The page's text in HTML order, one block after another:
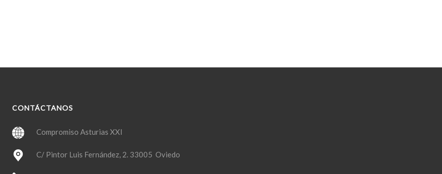
CONTÁCTANOS
Compromiso Asturias XXI
C/ Pintor Luis Fernández, 2. 33005 Oviedo